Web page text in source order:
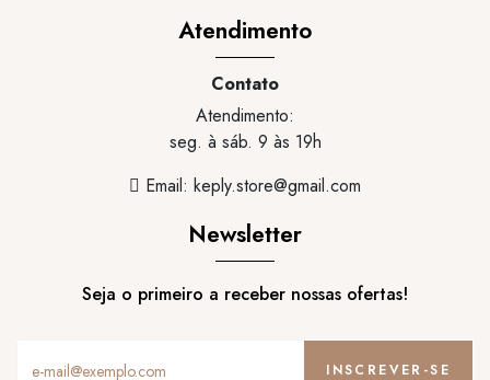
Atendimento
Contato
Atendimento:
seg. à sáb. 9 às 19h
Email: keply.store@gmail.com
Newsletter
Seja o primeiro a receber nossas ofertas!
INSCREVER-SE